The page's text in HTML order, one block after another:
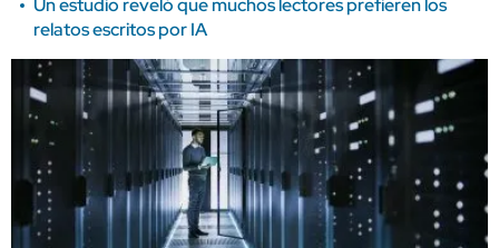
Un estudio reveló que muchos lectores prefieren los
relatos escritos por IA